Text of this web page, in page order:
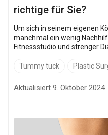
richtige für Sie?
Um sich in seinem eigenen
manchmal ein wenig
Fitnessstudio und strenger
Wunder, dass eine
geblieben ist . Aber Bauchstraffung ist nicht gleich
Bauchstraffung. Woher
Tummy tuck Plastic
Aktualisiert 9. Oktober 2024